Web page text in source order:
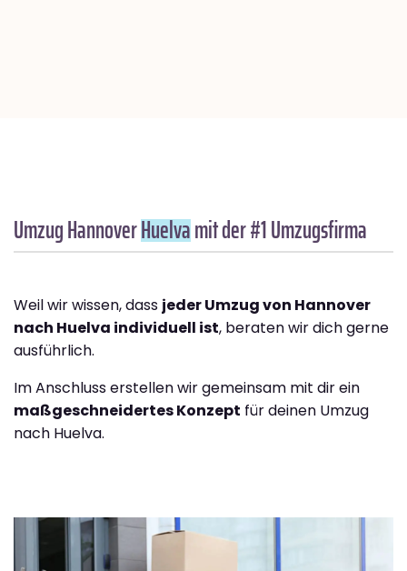
Umzug HannoverHuelvamit der #1 Umzugsfirma
Weil wir wissen, dass jeder Umzug von Hannover
nach Huelva individuell ist, beraten wir dich gerne
ausführlich.
Im Anschluss erstellen wir gemeinsam mit dir ein
maßgeschneidertes Konzept für deinen Umzug
nach Huelva.